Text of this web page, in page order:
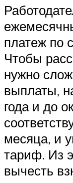
платеж по
Чтобы
нужно
выплаты,
года и до
месяца, и
тариф. Из
вычесть